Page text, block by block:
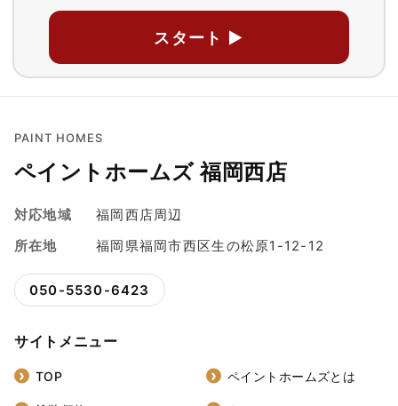
スタート ▶
PAINT HOMES
ペイントホームズ 福岡西店
対応地域
福岡西店周辺
所在地
福岡県福岡市西区生の松原1-12-12
050-5530-6423
サイトメニュー
TOP ペイントホームズとは